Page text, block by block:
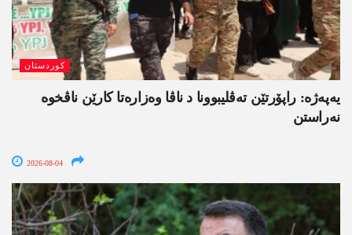
کوردستان
یەپەژە: راپۆرتێن تەڤلیبوونا د ناڤا وەزارەتا کارێن ناڤخوە
نەراستن
2026-08-04